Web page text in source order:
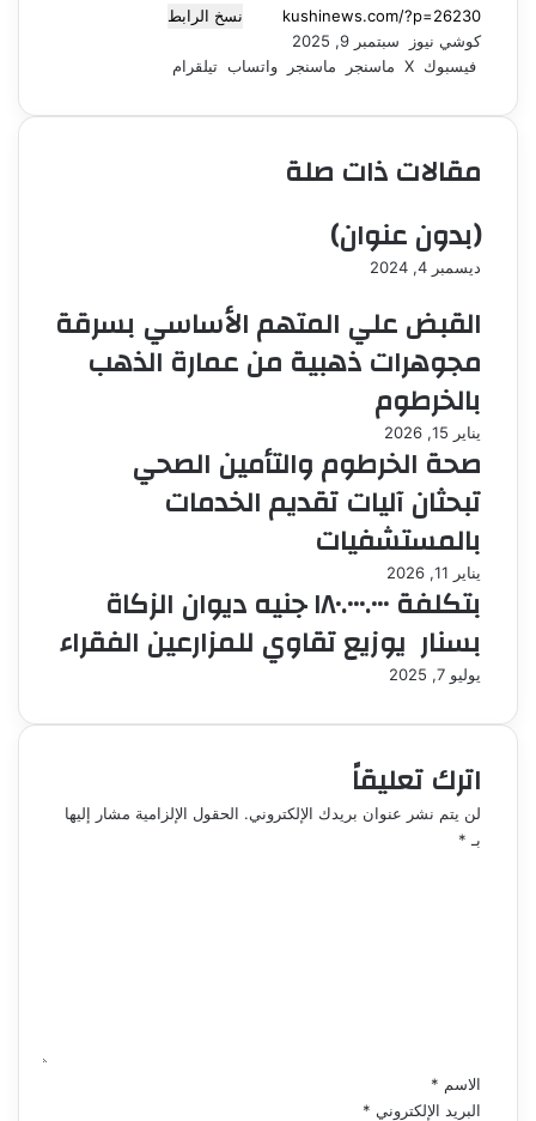
نسخ الرابط
كوشي نيوز
أ
ر
ل
ر
ا
إ
ك
ر
و
ن
ي
ا
سبتمبر 9, 2025
فيسبوك ‫X ماسنجر ماسنجر واتساب تيلقرام
مقالات ذات صلة
(بدون عنوان)
ديسمبر 4, 2024
القبض علي المتهم الأساسي بسرقة
مجوهرات ذهبية من عمارة الذهب
بالخرطوم
يناير 15, 2026
صحة الخرطوم والتأمين الصحي
تبحثان آليات تقديم الخدمات
بالمستشفيات
يناير 11, 2026
بتكلفة ١٨٠.٠٠٠.٠٠٠ جنيه ديوان الزكاة
بسنار يوزيع تقاوي للمزارعين الفقراء
يوليو 7, 2025
اترك تعليقاً
لن يتم نشر عنوان بريدك الإلكتروني. الحقول الإلزامية مشار إليها
بـ *
الاسم *
البريد الإلكتروني *